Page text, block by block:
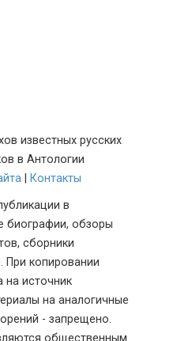
известных русских
в Антологии
Контакты
в
биографии, обзоры
сборники
копировании
на источник
на аналогичные
- запрещено.
общественным